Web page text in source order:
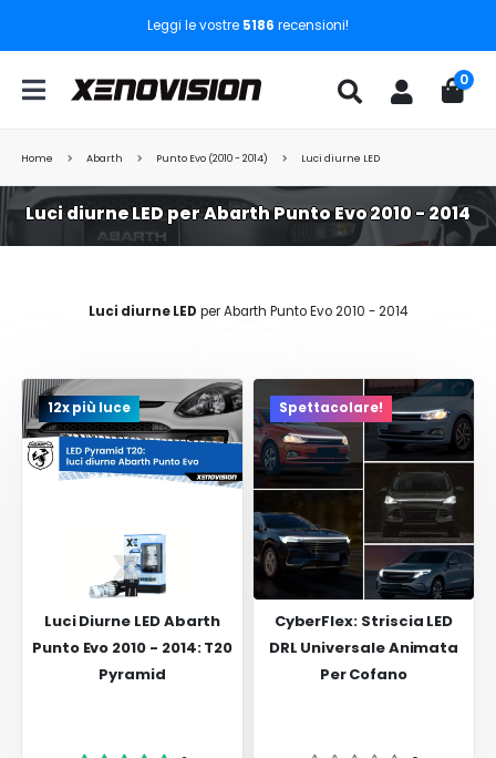
Leggi le vostre 5186 recensioni!
0
Home Abarth Punto Evo (2010 - 2014) Luci diurne LED
Luci diurne LED per Abarth Punto Evo 2010 - 2014
Luci diurne LED per Abarth Punto Evo 2010 - 2014
12x più luce
Luci Diurne LED Abarth
Punto Evo 2010 - 2014: T20
Pyramid
Spettacolare!
CyberFlex: Striscia LED
DRL Universale Animata
Per Cofano